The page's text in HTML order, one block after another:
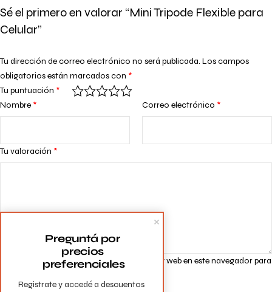
Sé el primero en valorar “Mini Tripode Flexible para
Celular”
Tu dirección de correo electrónico no será publicada. Los campos
obligatorios están marcados con *
Tu puntuación *
Tu valoración *
Nombre * Correo electrónico *
Guarda mi nombre, correo electrónico y web en este navegador para
Registrate y accedé a descuentos
Preguntá por
precios
preferenciales